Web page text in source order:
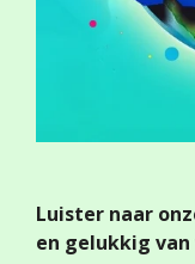
Luister naar
en gelukkig